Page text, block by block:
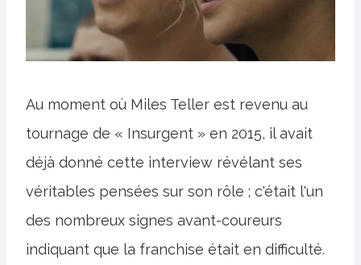
Au moment où Miles Teller est revenu au
tournage de « Insurgent » en 2015, il avait
déjà donné cette interview révélant ses
véritables pensées sur son rôle ; c'était l'un
des nombreux signes avant-coureurs
indiquant que la franchise était en difficulté.